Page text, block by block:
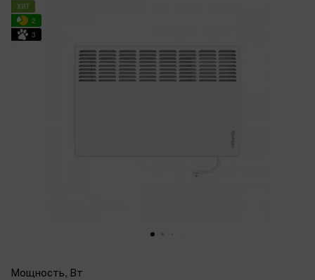
ХИТ
2
3
Мощность, Вт